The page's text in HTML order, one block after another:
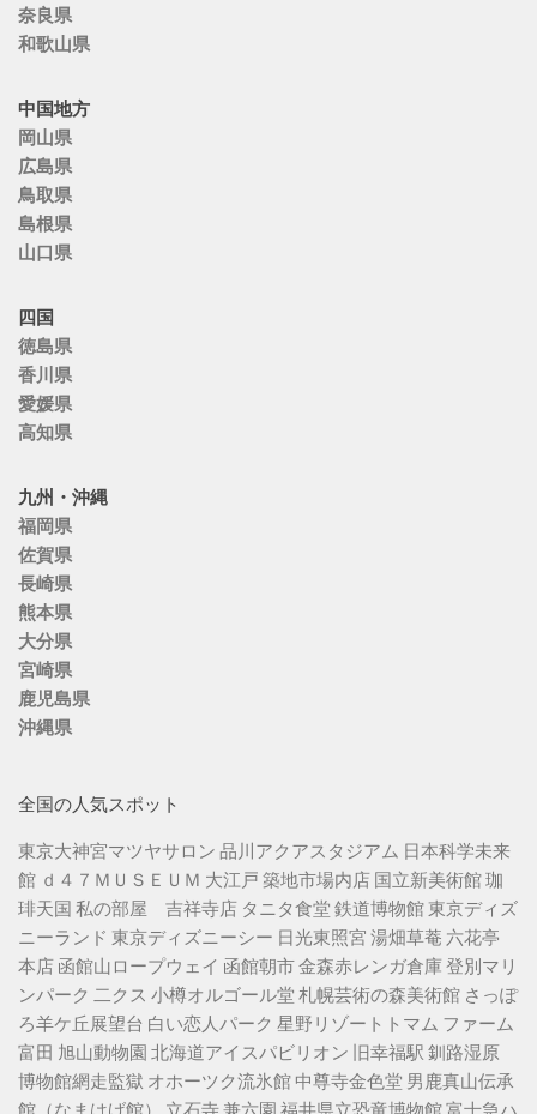
奈良県
和歌山県
中国地方
岡山県
広島県
鳥取県
島根県
山口県
四国
徳島県
香川県
愛媛県
高知県
九州・沖縄
福岡県
佐賀県
長崎県
熊本県
大分県
宮崎県
鹿児島県
沖縄県
全国の人気スポット
東京大神宮マツヤサロン 品川アクアスタジアム 日本科学未来
館 ｄ４７ＭＵＳＥＵＭ 大江戸 築地市場内店 国立新美術館珈
琲天国 私の部屋 吉祥寺店 タニタ食堂 鉄道博物館東京ディズ
ニーランド 東京ディズニーシー 日光東照宮 湯畑草菴 六花亭
本店 函館山ロープウェイ 函館朝市金森赤レンガ倉庫登別マリ
ンパーク 二クス 小樽オルゴール堂 札幌芸術の森美術館 さっぽ
ろ羊ケ丘展望台 白い恋人パーク 星野リゾートトマム ファーム
富田 旭山動物園 北海道アイスパビリオン 旧幸福駅 釧路湿原
博物館網走監獄 オホーツク流氷館 中尊寺金色堂 男鹿真山伝承